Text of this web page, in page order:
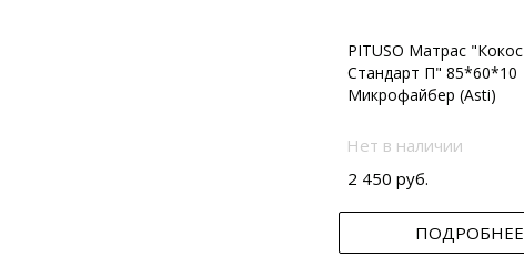
PITUSO Матрас "Кокос
Стандарт П" 85*60*10
Микрофайбер (Asti)
Нет в наличии
2 450 руб.
ПОДРОБНЕЕ